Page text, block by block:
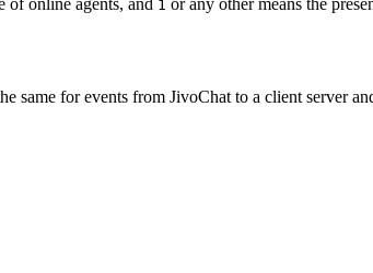
of online agents, and 1 or any other means the
same for events from JivoChat to a client server